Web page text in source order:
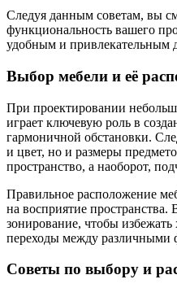
Следуя данным советам, вы
функциональность вашего
удобным и привлекательным
Выбор мебели и её
При проектировании
играет ключевую роль в
гармоничной обстановки.
и цвет, но и размеры
пространство, а наоборот,
Правильное расположение
на восприятие пространства.
зонирование, чтобы избежать
переходы между различными
Советы по выбору и